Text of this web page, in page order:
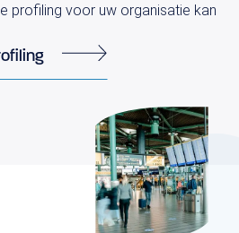
profiling voor uw organisatie kan